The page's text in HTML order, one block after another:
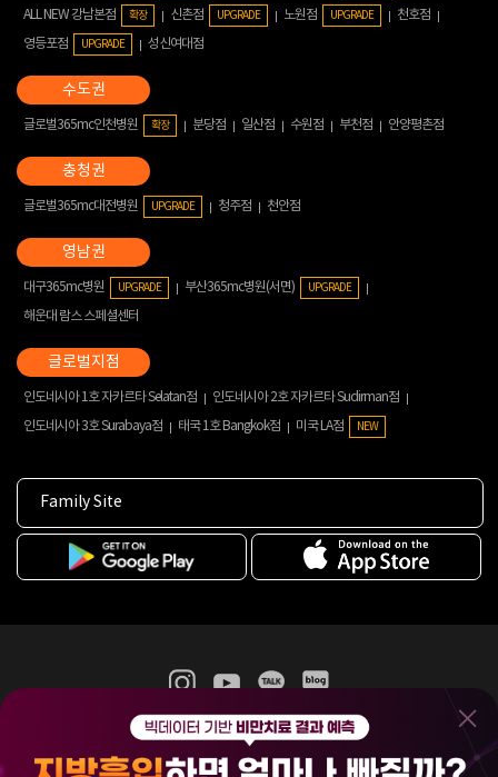
ALL NEW 강남본점 확장 신촌점 UPGRADE 노원점 UPGRADE
천호점
영등포점
UPGRADE 성신여대점
글로벌365mc인천병원 확장 분당점 일산점 수원점 부천점 안양평촌점
글로벌365mc대전병원 UPGRADE 청주점 천안점
대구365mc병원 UPGRADE 부산365mc병원(서면) UPGRADE
해운대 람스 스페셜센터
인도네시아 1호 자카르타 Selatan점
인도네시아 2호 자카르타 Sudirman점
인도네시아 3호 Surabaya점
태국 1호 Bangkok점 미국 LA점 NEW
Family Site
365mc 병·의원 이용약관
홈페이지 이용약관
비급여진료수가